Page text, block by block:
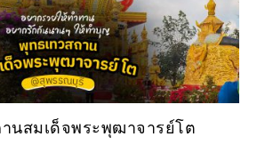
นสมเด็จพระพุฒาจารย์โต